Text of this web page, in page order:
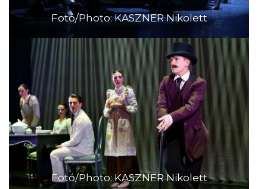
Fotó/Photo: KASZNER Nikolett
Fotó/Photo: KASZNER Nikolett